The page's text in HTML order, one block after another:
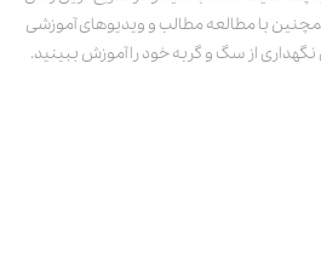
با مطالعه مطالب و ویدیوهای آموزشی
نگهداری از سگ و گربه خود را آموزش ببینید.